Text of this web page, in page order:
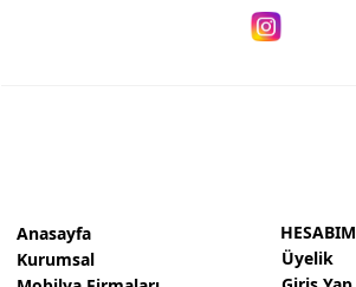
Anasayfa
Kurumsal
HESABIM
Üyelik